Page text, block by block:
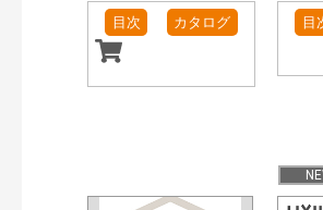
目次 カタログ 目